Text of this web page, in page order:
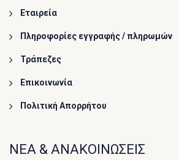
Εταιρεία
Πληροφορίες εγγραφής / πληρωμών
Τράπεζες
Επικοινωνία
Πολιτική Απορρήτου
ΝΕΑ & ΑΝΑΚΟΙΝΩΣΕΙΣ